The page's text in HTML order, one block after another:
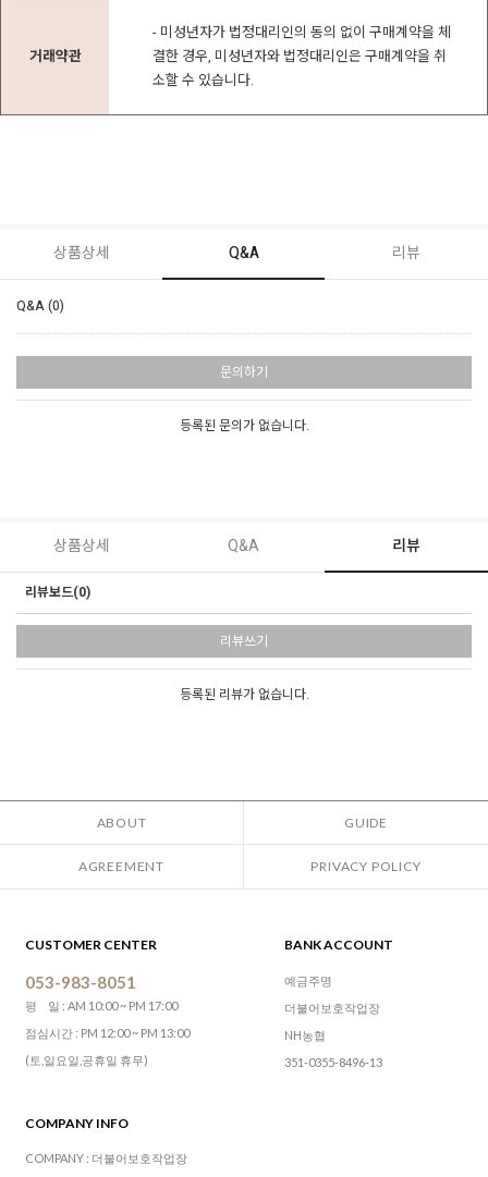
거래약관
- 미성년자가 법정대리인의 동의 없이 구매계약을 체
결한 경우, 미성년자와 법정대리인은 구매계약을 취
소할 수 있습니다.
상품상세 Q&A 리뷰
Q&A (0)
문의하기
등록된 문의가 없습니다.
상품상세 Q&A 리뷰
리뷰보드(0)
리뷰쓰기
등록된 리뷰가 없습니다.
ABOUT GUIDE
AGREEMENT PRIVACY POLICY
CUSTOMER CENTER
053-983-8051
평 일 : AM 10:00 ~ PM 17:00
점심시간 : PM 12:00 ~ PM 13:00
(토,일요일,공휴일 휴무)
BANK ACCOUNT
예금주명
더불어보호작업장
NH농협
351-0355-8496-13
COMPANY INFO
COMPANY : 더불어보호작업장